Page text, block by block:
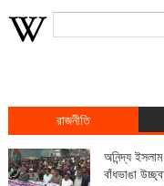
রাজনীতি
অনিন্দ্য
বাঁধভাঙা